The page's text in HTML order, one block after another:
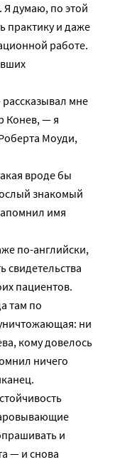
Я думаю, по этой
практику и даже
работе.
мне
Конев, — я
Моуди,
вроде бы
знакомый
имя
по-английски,
свидетельства
пациентов.
там по
ни
кому довелось
ничего
и
— и снова